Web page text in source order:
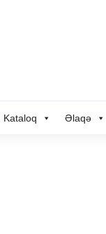
Kataloq Əlaqə